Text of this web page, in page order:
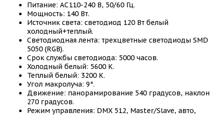
Питание: AC110-240 В, 50/60 Гц.
Мощность: 140 Вт.
Источник света: светодиод 120 Вт белый
холодный+теплый.
Светодиодная лента: трехцветные светодиоды SMD
5050 (RGB).
Срок службы светодиода: 5000 часов.
Холодный белый: 5600 K.
Теплый белый: 3200 K.
Угол макролуча: 9°.
Движение: панорамирование 540 градусов, наклон
270 градусов.
Режим управления: DMX 512, Master/Slave, авто,